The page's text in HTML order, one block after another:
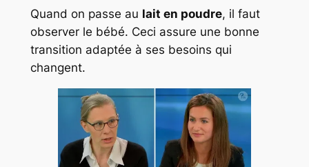
Quand on passe au lait en poudre, il faut
observer le bébé. Ceci assure une bonne
transition adaptée à ses besoins qui
changent.